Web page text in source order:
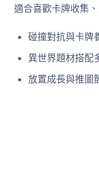
適合喜歡卡牌收集
碰撞對抗與卡牌
異世界題材搭配
放置成長與推圖